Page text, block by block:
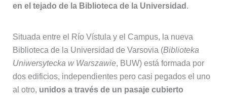
en el tejado de la Biblioteca de la Universidad .
Situada entre el Río Vístula y el Campus, la nueva
Biblioteca de la Universidad de Varsovia (Biblioteka
Uniwersytecka w Warszawie, BUW) está formada por
dos edificios, independientes pero casi pegados el uno
al otro, unidos a través de un pasaje cubierto